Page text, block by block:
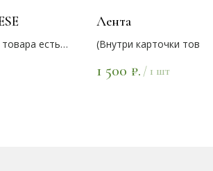
есть
Лента
(Внутри карточки
1 500 ₽. / 1 шт